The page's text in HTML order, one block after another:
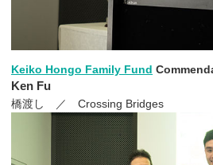
Keiko Hongo Family Fund
Ken Fu
橋渡し ／ Crossing Bridges